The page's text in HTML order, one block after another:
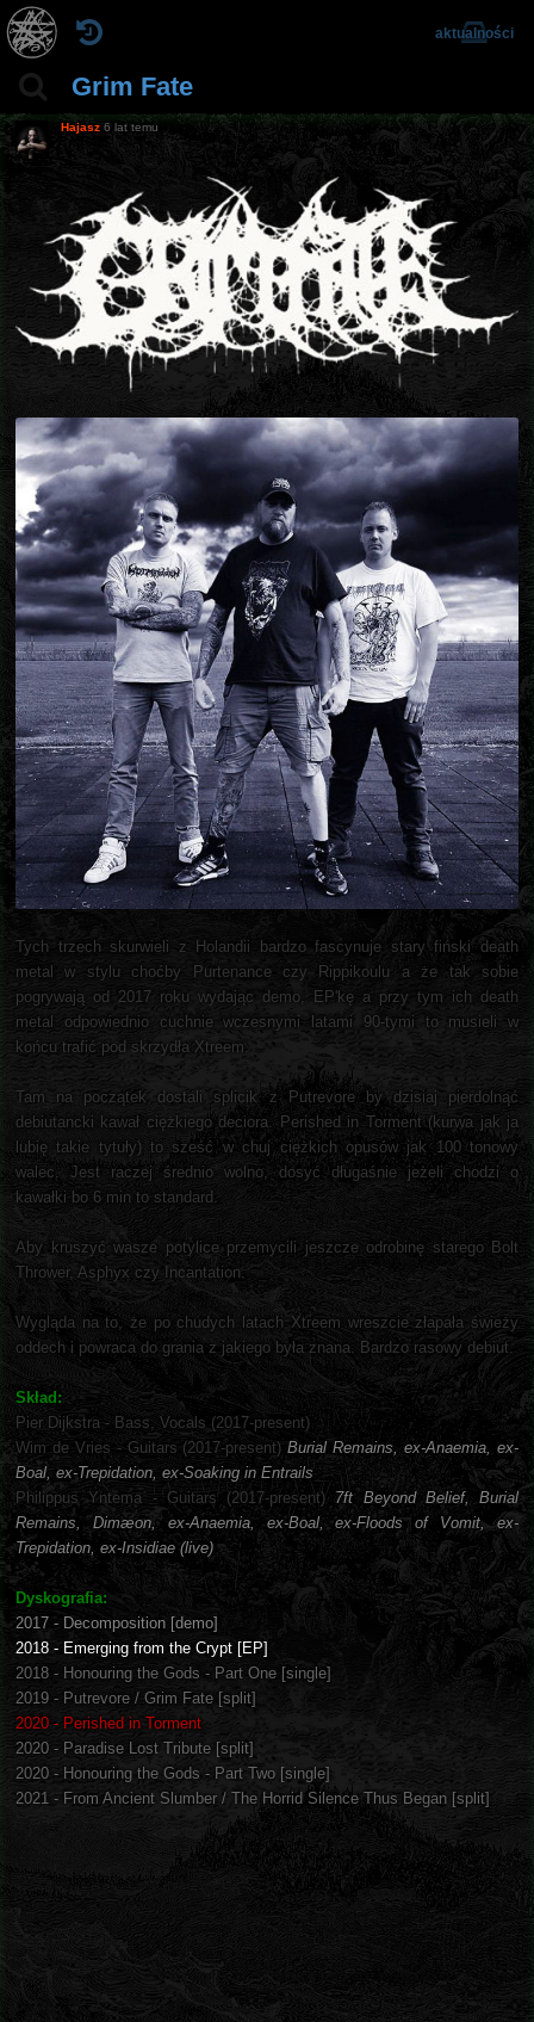
Grim Fate
aktualności
Hajasz 6 lat temu
Tych trzech skurwieli z Holandii bardzo fascynuje stary fiński death
metal w stylu choćby Purtenance czy Rippikoulu a że tak sobie
pogrywają od 2017 roku wydając demo, EP'kę a przy tym ich death
metal odpowiednio cuchnie wczesnymi latami 90-tymi to musieli w
końcu trafić pod skrzydła Xtreem.
Tam na początek dostali splicik z Putrevore by dzisiaj pierdolnąć
debiutancki kawał ciężkiego deciora. Perished in Torment (kurwa jak ja
lubię takie tytuły) to sześć w chuj ciężkich opusów jak 100 tonowy
walec. Jest raczej średnio wolno, dosyć długaśnie jeżeli chodzi o
kawałki bo 6 min to standard.
Aby kruszyć wasze potylice przemycili jeszcze odrobinę starego Bolt
Thrower, Asphyx czy Incantation.
Wygląda na to, że po chudych latach Xtreem wreszcie złapała świeży
oddech i powraca do grania z jakiego była znana. Bardzo rasowy debiut.
Skład:
Pier Dijkstra - Bass, Vocals (2017-present)
Wim de Vries - Guitars (2017-present)Burial Remains, ex-Anaemia, ex-
Boal, ex-Trepidation, ex-Soaking in Entrails
Philippus Yntema - Guitars (2017-present) 7ft Beyond Belief, Burial
Remains, Dimæon, ex-Anaemia, ex-Boal, ex-Floods of Vomit, ex-
Trepidation, ex-Insidiae (live)
Dyskografia:
2017 - Decomposition [demo]
2018 - Emerging from the Crypt [EP]
2018 - Honouring the Gods - Part One [single]
2019 - Putrevore / Grim Fate [split]
2020 - Perished in Torment
2020 - Paradise Lost Tribute [split]
2020 - Honouring the Gods - Part Two [single]
2021 - From Ancient Slumber / The Horrid Silence Thus Began [split]